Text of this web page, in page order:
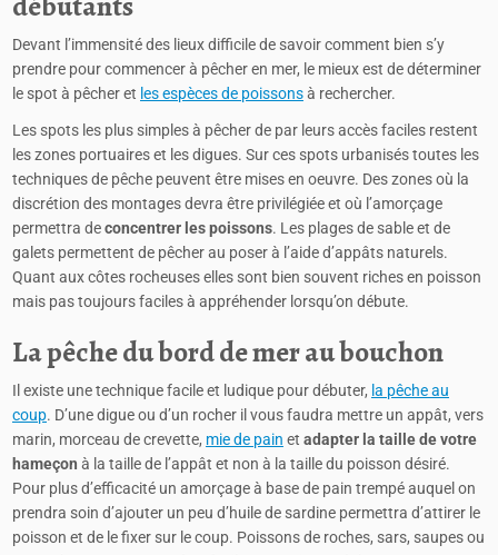
Devant l’immensité des lieux difficile de savoir comment bien s’y
prendre pour commencer à pêcher en mer, le mieux est de déterminer
le spot à pêcher et les espèces de poissonsà rechercher.
Les spots les plus simples à pêcher de par leurs accès faciles restent
les zones portuaires et les digues. Sur ces spots urbanisés toutes les
techniques de pêche peuvent être mises en oeuvre. Des zones où la
discrétion des montages devra être privilégiée et où l’amorçage
permettra deconcentrer les poissons. Les plages de sable et de
galets permettent de pêcher au poser à l’aide d’appâts naturels.
Quant aux côtes rocheuses elles sont bien souvent riches en poisson
mais pas toujours faciles à appréhender lorsqu’on débute.
La pêche du bord de mer au bouchon
Il existe une technique facile et ludique pour débuter, la pêche au
coup. D’une digue ou d’un rocher il vous faudra mettre un appât, vers
marin, morceau de crevette, mie de pain et adapter la taille de votre
hameçon à la taille de l’appât et non à la taille du poisson désiré.
Pour plus d’efficacité un amorçage à base de pain trempé auquel on
prendra soin d’ajouter un peu d’huile de sardine permettra d’attirer le
poisson et de le fixer sur le coup. Poissons de roches, sars, saupes ou